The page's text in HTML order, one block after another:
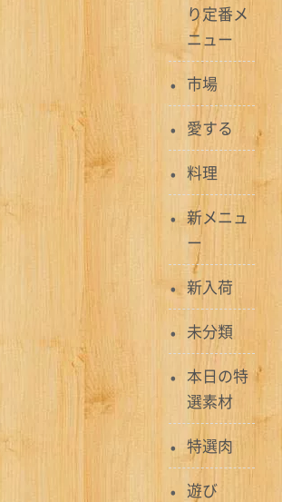
り定番メ
ニュー
市場
愛する
料理
新メニュ
ー
新入荷
未分類
本日の特
選素材
特選肉
遊び